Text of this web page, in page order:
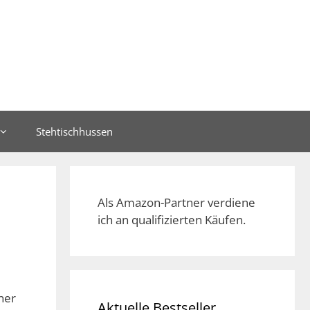
Stehtischhussen
Als Amazon-Partner verdiene
ich an qualifizierten Käufen.